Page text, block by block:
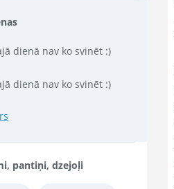
dienā nav ko svinēt :)
dienā nav ko svinēt :)
pantiņi, dzejoļi